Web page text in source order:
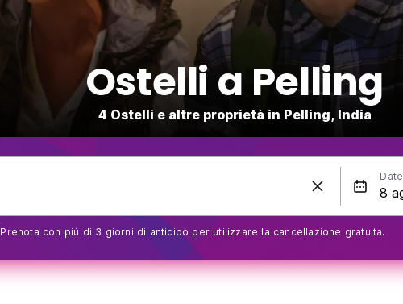
Ostelli a Pelling
4 Ostelli e altre proprietà in Pelling, India
Date
Prenota con piú di 3 giorni di anticipo per utilizzare la cancellazione gratuita.